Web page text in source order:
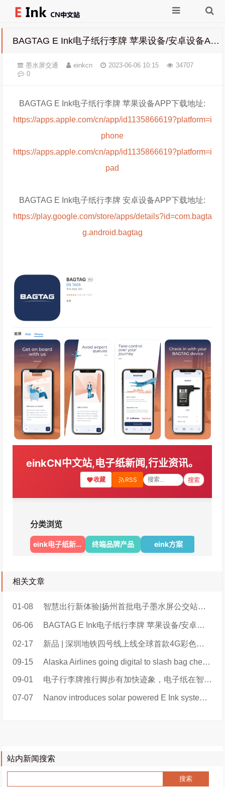
BAGTAG E Ink电子纸行李牌 苹果设备/安卓设备APP下载地址
墨水屏交通 einkcn 2023-06-06 10:15
34707
0
BAGTAG E Ink电子纸行李牌 苹果设备APP下载地址:
https://apps.apple.com/cn/app/id1135866619?platform=i
phone
https://apps.apple.com/cn/app/id1135866619?platform=i
pad
BAGTAG E Ink电子纸行李牌 安卓设备APP下载地址:
https://play.google.com/store/apps/details?id=com.bagta
g.android.bagtag
相关文章
01-08 智慧出行新体验|扬州首批电子墨水屏公交站台亮相
06-06 BAGTAG E Ink电子纸行李牌 苹果设备/安卓设备APP下载地址
02-17 新品 | 深圳地铁四号线上线全球首款4G彩色电子纸智能拉手
09-15 Alaska Airlines going digital to slash bag check-in time
09-01 电子行李牌推行脚步有加快迹象，电子纸在智慧民航领域大有可为
07-07 Nanov introduces solar powered E Ink system to display bus transit and other info
站内新闻搜索